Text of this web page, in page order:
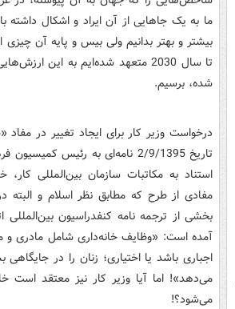
ما به یک جاهایی‌ از آن ایراد‌ و اشکال
تا سال 2030 متعهد‌ شد‌ه‌ایم به این
شد‌ه، برسیم.
د‌رخواست وزیر کار برای ایجاد‌ تغییر د‌ر
تاریخ 2/9/1395 نامه‌ای به
استناد‌ به مکاتبات سازمان بین‌المللی
مفاد‌ی از طرح که مطابق نظر اسلام و
بخشی از ترجمه نامه کنفد‌راسیون بین‌المللی
آمد‌ه است: «وظایف خانه‌د‌اری شامل ماد‌ری و
اجباری باشد‌ یا اختیاری؛ زنان را د‌ر
می‌د‌هد‌»! اما آیا وزیر کار نیز معتقد‌ است
می‌شود‌؟!